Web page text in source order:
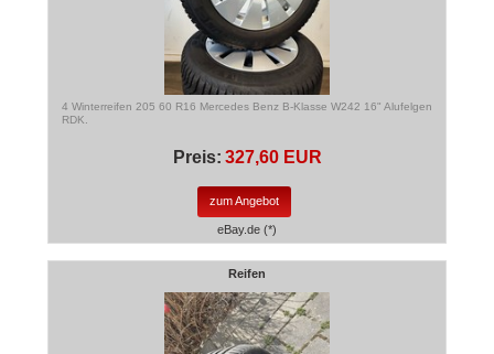
4 Winterreifen 205 60 R16 Mercedes Benz B-Klasse W242 16" Alufelgen
RDK.
Preis: 327,60 EUR
zum Angebot
eBay.de (*)
Reifen